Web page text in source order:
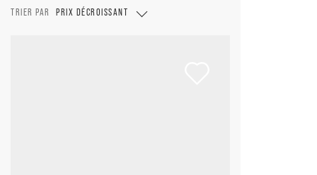
TRIER PAR PRIX DÉCROISSANT